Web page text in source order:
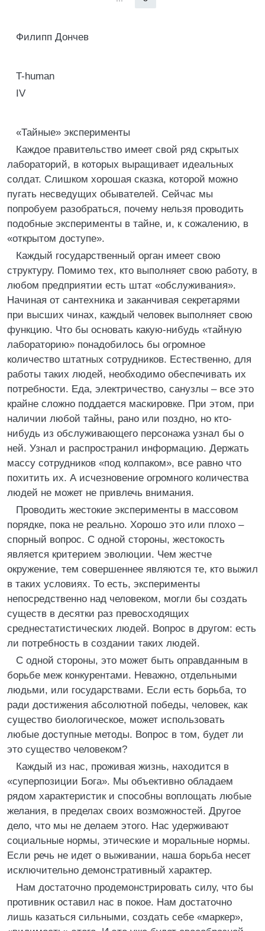
Филипп Дончев
T-human
IV
«Тайные» эксперименты
Каждое правительство имеет свой ряд скрытых
лабораторий, в которых выращивает идеальных
солдат. Слишком хорошая сказка, которой можно
пугать несведущих обывателей. Сейчас мы
попробуем разобраться, почему нельзя проводить
подобные эксперименты в тайне, и, к сожалению, в
«открытом доступе».
Каждый государственный орган имеет свою
структуру. Помимо тех, кто выполняет свою работу, в
любом предприятии есть штат «обслуживания».
Начиная от сантехника и заканчивая секретарями
при высших чинах, каждый человек выполняет свою
функцию. Что бы основать какую-нибудь «тайную
лабораторию» понадобилось бы огромное
количество штатных сотрудников. Естественно, для
работы таких людей, необходимо обеспечивать их
потребности. Еда, электричество, санузлы – все это
крайне сложно поддается маскировке. При этом, при
наличии любой тайны, рано или поздно, но кто-
нибудь из обслуживающего персонажа узнал бы о
ней. Узнал и распространил информацию. Держать
массу сотрудников «под колпаком», все равно что
похитить их. А исчезновение огромного количества
людей не может не привлечь внимания.
Проводить жестокие эксперименты в массовом
порядке, пока не реально. Хорошо это или плохо –
спорный вопрос. С одной стороны, жестокость
является критерием эволюции. Чем жестче
окружение, тем совершеннее являются те, кто выжил
в таких условиях. То есть, эксперименты
непосредственно над человеком, могли бы создать
существ в десятки раз превосходящих
среднестатистических людей. Вопрос в другом: есть
ли потребность в создании таких людей.
С одной стороны, это может быть оправданным в
борьбе меж конкурентами. Неважно, отдельными
людьми, или государствами. Если есть борьба, то
ради достижения абсолютной победы, человек, как
существо биологическое, может использовать
любые доступные методы. Вопрос в том, будет ли
это существо человеком?
Каждый из нас, проживая жизнь, находится в
«суперпозиции Бога». Мы объективно обладаем
рядом характеристик и способны воплощать любые
желания, в пределах своих возможностей. Другое
дело, что мы не делаем этого. Нас удерживают
социальные нормы, этические и моральные нормы.
Если речь не идет о выживании, наша борьба несет
исключительно демонстративный характер.
Нам достаточно продемонстрировать силу, что бы
противник оставил нас в покое. Нам достаточно
лишь казаться сильными, создать себе «маркер»,